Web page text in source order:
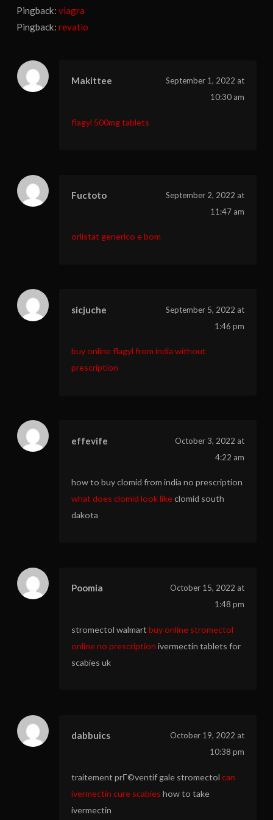
Pingback:viagra
Pingback:revatio
Makittee
September 1, 2022 at
10:30 am
flagyl 500mg tablets
Fuctoto
September 2, 2022 at
11:47 am
orlistat generico e bom
sicjuche
September 5, 2022 at
1:46 pm
buy online flagyl from india without
prescription
effevife
October 3, 2022 at
4:22 am
how to buy clomid from india no prescription
what does clomid look likeclomid south
dakota
Poomia
October 15, 2022 at
1:48 pm
stromectol walmart buy online stromectol
online no prescription ivermectin tablets for
scabies uk
dabbuics
October 19, 2022 at
10:38 pm
traitement prГ©ventif gale stromectol can
ivermectin cure scabies how to take
ivermectin